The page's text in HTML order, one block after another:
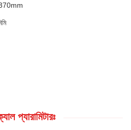
370mm
প্যারামিটারঃ